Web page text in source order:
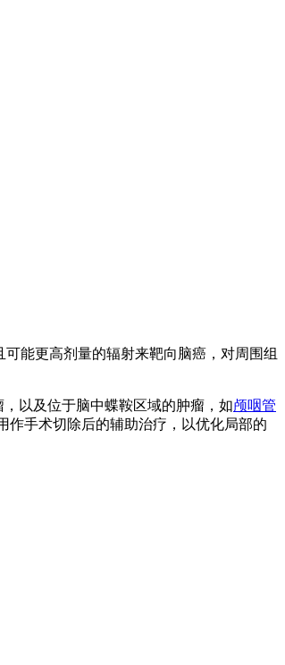
能更高剂量的辐射来靶向脑癌，对周围组
以及位于脑中蝶鞍区域的肿瘤，如颅咽管
作手术切除后的辅助治疗，以优化局部的